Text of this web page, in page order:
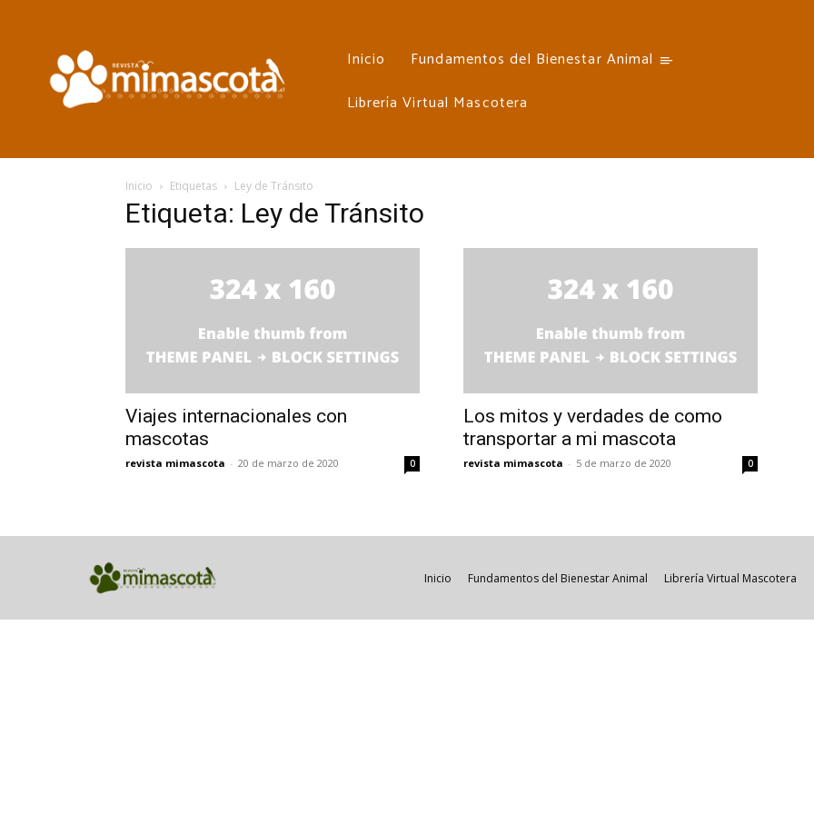
Inicio
Fundamentos del Bienestar Animal
Librería Virtual Mascotera
Inicio Etiquetas Ley de Tránsito
Etiqueta: Ley de Tránsito
Viajes internacionales con
mascotas
revista mimascota - 20 de marzo de 2020 0
Los mitos y verdades de como
transportar a mi mascota
revista mimascota - 5 de marzo de 2020 0
Inicio Fundamentos del Bienestar Animal Librería Virtual Mascotera